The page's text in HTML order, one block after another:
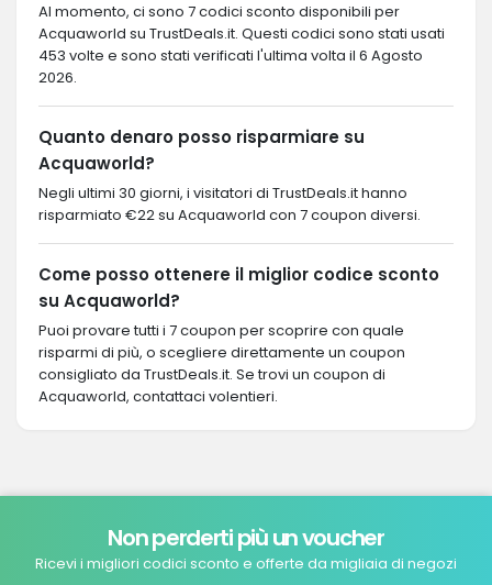
Al momento, ci sono 7 codici sconto disponibili per
Acquaworld su TrustDeals.it. Questi codici sono stati usati
453 volte e sono stati verificati l'ultima volta il 6 Agosto
2026.
Quanto denaro posso risparmiare su
Acquaworld?
Negli ultimi 30 giorni, i visitatori di TrustDeals.it hanno
risparmiato €22 su Acquaworld con 7 coupon diversi.
Come posso ottenere il miglior codice sconto
su Acquaworld?
Puoi provare tutti i 7 coupon per scoprire con quale
risparmi di più, o scegliere direttamente un coupon
consigliato da TrustDeals.it. Se trovi un coupon di
Acquaworld, contattaci volentieri.
Non perderti più un voucher
Ricevi i migliori codici sconto e offerte da migliaia di negozi